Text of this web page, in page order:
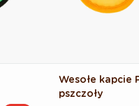
Wesołe kapcie
pszczoły